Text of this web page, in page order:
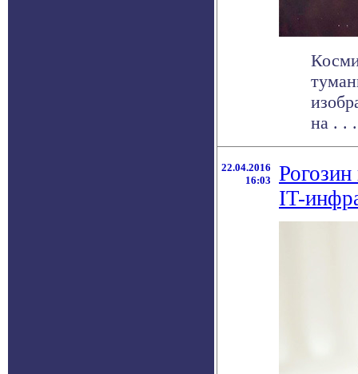
на . . .
22.04.2016
16:03
IT-